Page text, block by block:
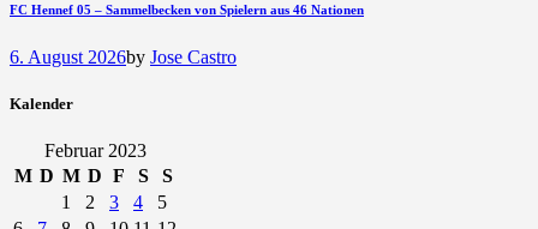
FC Hennef 05 – Sammelbecken von Spielern aus 46 Nationen
6. August 2026by Jose Castro
Kalender
Februar 2023
M D M D F S
S
1
2 3 4
5